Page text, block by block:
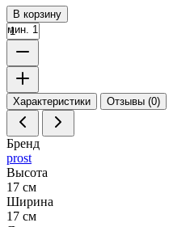
В корзину
мин. 1
Характеристики Отзывы (0)
Бренд
prost
Высота
17 см
Ширина
17 см